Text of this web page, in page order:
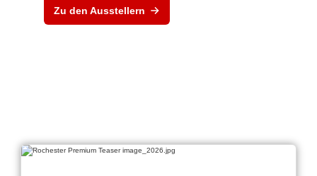
Zu den Ausstellern